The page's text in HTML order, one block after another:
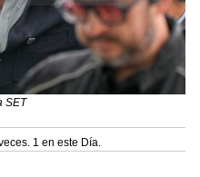
SET
1 en este Día.